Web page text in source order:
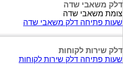
דלק משאבי שדה
צומת משאבי שדה
שעות פתיחה דלק משאבי שדה
דלק שירות לקוחות
שעות פתיחה דלק שירות לקוחות